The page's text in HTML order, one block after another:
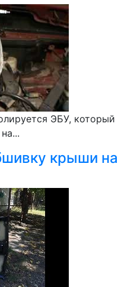
ЭБУ, который
крыши на